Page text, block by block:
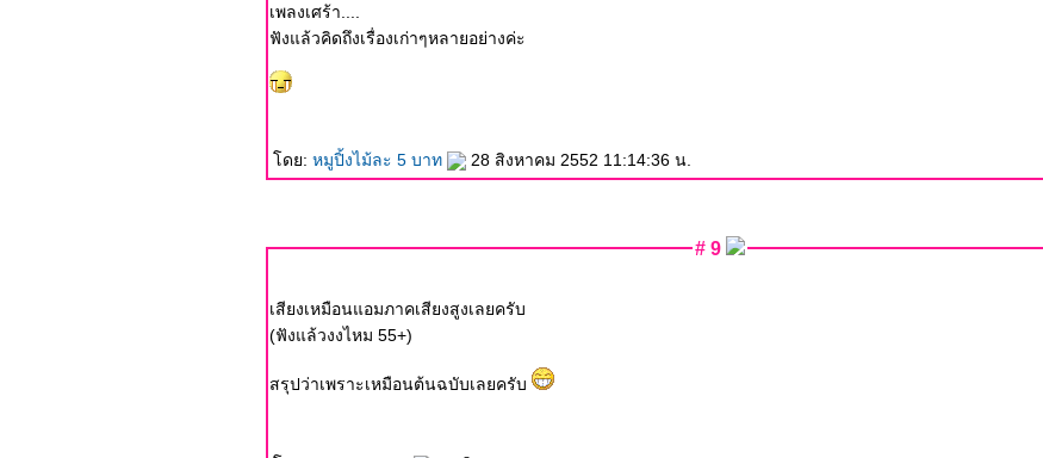
เพลงเศร้า....
ฟังแล้วคิดถึงเรื่องเก่าๆหลายอย่างค่ะ
ดย: หมูปิ้งไม้ละ 5 บาท 28 สิงหาคม 2552 11:14:36 น.
# 9
เสียงเหมือนแอมภาคเสียงสูงเลยครับ
(ฟังแล้วงงไหม 55+)
สรุปว่าเพราะเหมือนต้นฉบับเลยครับ